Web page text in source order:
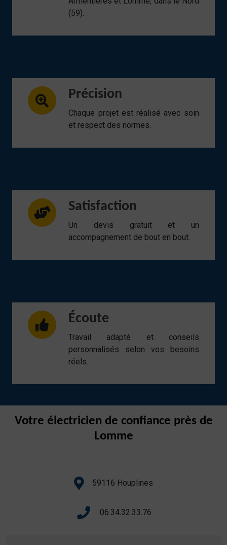
(59).
Précision
Chaque projet est réalisé avec soin
et respect des normes.
Satisfaction
Un devis gratuit et un
accompagnement de bout en bout.
Écoute
Travail adapté et conseils
personnalisés selon vos besoins
réels.
Votre électricien de confiance près de
Lomme
59116 Houplines
06.34.32.33.76